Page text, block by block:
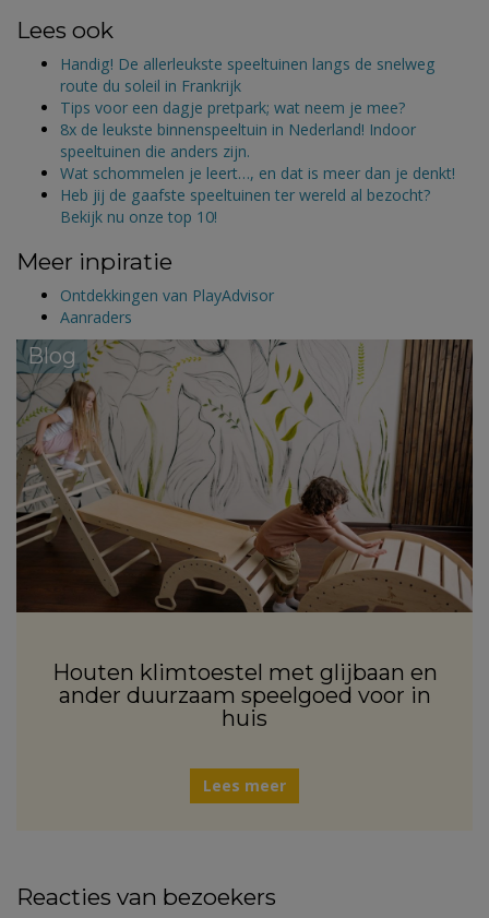
Lees ook
Handig! De allerleukste speeltuinen langs de snelweg
route du soleil in Frankrijk
Tips voor een dagje pretpark; wat neem je mee?
8x de leukste binnenspeeltuin in Nederland! Indoor
speeltuinen die anders zijn.
Wat schommelen je leert…, en dat is meer dan je denkt!
Heb jij de gaafste speeltuinen ter wereld al bezocht?
Bekijk nu onze top 10!
Meer inpiratie
Ontdekkingen van PlayAdvisor
Aanraders
Blog
Houten klimtoestel met glijbaan en
ander duurzaam speelgoed voor in
huis
Lees meer
Reacties van bezoekers